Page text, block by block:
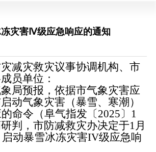
灾害Ⅳ级应急响应的通知
减灾救灾议事协调机构、市
员单位：
预报，依据市气象灾害应
动气象灾害（暴雪、寒潮）
命令（阜气指发〔2025〕1
判，市防减救灾办决定于1月
动暴雪冰冻灾害IV级应急响